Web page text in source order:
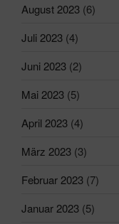
August 2023 (6)
Juli 2023 (4)
Juni 2023 (2)
Mai 2023 (5)
April 2023 (4)
März 2023 (3)
Februar 2023 (7)
Januar 2023 (5)